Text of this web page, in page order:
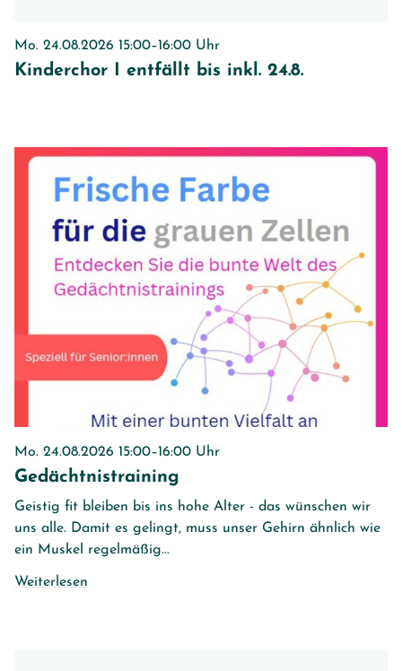
Mo. 24.08.2026 15:00–16:00 Uhr
Kinderchor I entfällt bis inkl. 24.8.
Mo. 24.08.2026 15:00–16:00 Uhr
Gedächtnistraining
Geistig fit bleiben bis ins hohe Alter - das wünschen wir
uns alle. Damit es gelingt, muss unser Gehirn ähnlich wie
ein Muskel regelmäßig...
Weiterlesen